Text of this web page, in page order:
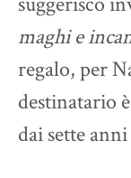
maghi e
regalo, per
destinatario
dai sette